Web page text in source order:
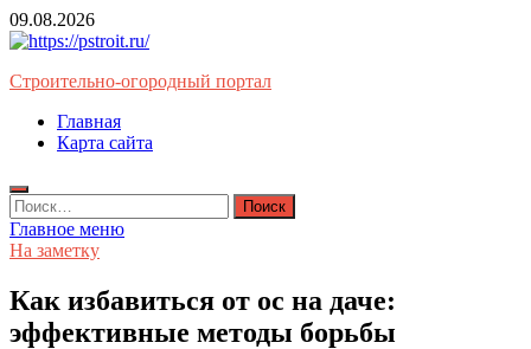
Перейти
к
09.08.2026
Строительно-огородный портал
Главная
Карта сайта
Найти:
Главное меню
На заметку
Как избавиться от ос на даче:
эффективные методы борьбы